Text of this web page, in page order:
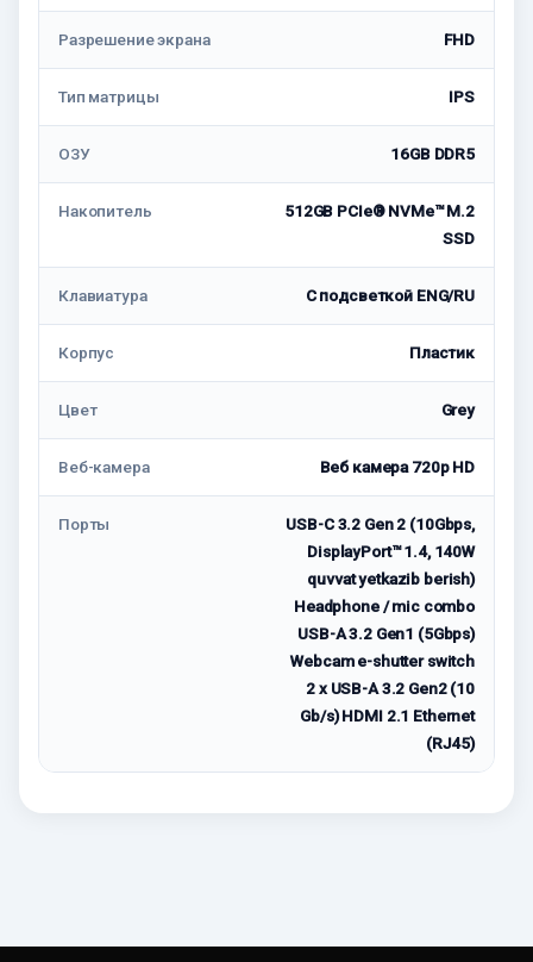
Разрешение экрана FHD
Тип матрицы IPS
ОЗУ 16GB DDR5
Накопитель
512GB PCIe® NVMe™ M.2
SSD
Клавиатура С подсветкой ENG/RU
Корпус Пластик
Цвет Grey
Веб-камера Веб камера 720p HD
Порты
USB-C 3.2 Gen 2 (10Gbps,
DisplayPort™ 1.4, 140W
quvvat yetkazib berish)
Headphone / mic combo
USB-A 3.2 Gen1 (5Gbps)
Webcam e-shutter switch
2 x USB-A 3.2 Gen2 (10
Gb/s) HDMI 2.1 Ethernet
(RJ45)